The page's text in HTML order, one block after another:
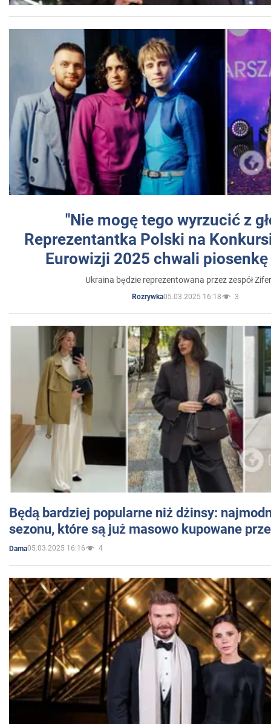
"Nie mogę tego wyrzucić z
Reprezentantka Polski na
Eurowizji 2025 chwali
Ukraina będzie reprezentowana przez zespół
Rozrywka05.03.2025 16:18 3
Będą bardziej popularne niż dżinsy:
sezonu, które są już masowo kupowane
Dama05.03.2025 16:16 4